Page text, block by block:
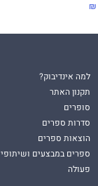
למה אינדיבוק?
תקנון האתר
סופרים
סדרות ספרים
הוצאות ספרים
ספרים במבצעים ושיתופי
פעולה